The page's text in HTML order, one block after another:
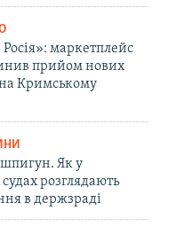
маркетплейс
прийом нових
Кримському
шпигун. Як у
розглядають
в держзраді